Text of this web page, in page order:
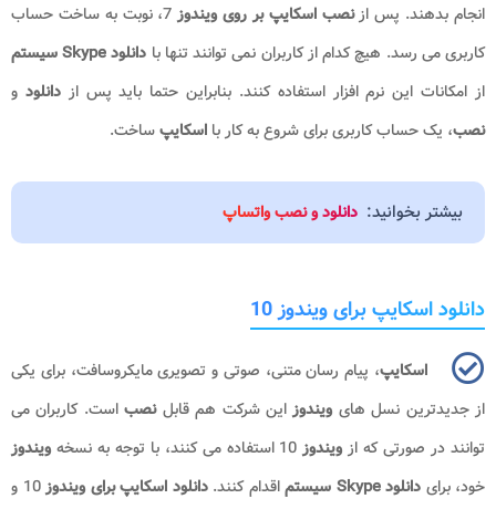
انجام بدهند. پس ازنصب اسکایپ بر روی ویندوز 7، نوبت به ساخت حساب
کاربری می رسد. هیچ کدام از کاربران نمی توانند تنها با دانلود Skype سیستم
از امکانات این نرم افزار استفاده کنند. بنابراین حتما باید پس ازدانلود و
نصب، یک حساب کاربری برای شروع به کار با اسکایپساخت.
بیشتر بخوانید: دانلود و نصب واتساپ
دانلود اسکایپ برای ویندوز 10
اسکایپ، پیام رسان متنی، صوتی و تصویری مایکروسافت، برای یکی
از جدیدترین نسل های ویندوزاین شرکت هم قابلنصباست. کاربران می
توانند در صورتی که از ویندوز10 استفاده می کنند، با توجه به نسخه
ویندوز
خود، برای دانلودSkype سیستماقدام کنند.دانلود اسکایپ برای ویندوز10 و